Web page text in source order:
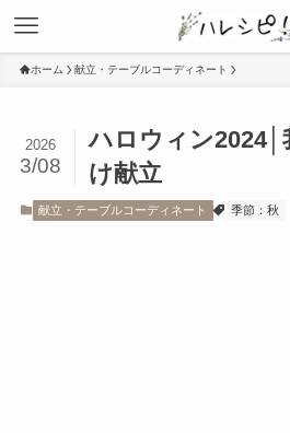
ホーム 献立・テーブルコーディネート
ハロウィン2024│
け献立
2026
3/08
献立・テーブルコーディネート 季節：秋